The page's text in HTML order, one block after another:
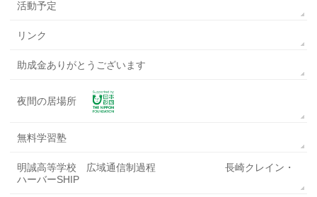
活動予定
リンク
助成金ありがとうございます
夜間の居場所
無料学習塾
明誠高等学校 広域通信制過程 長崎クレイン・
ハーバーSHIP